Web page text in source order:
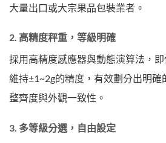
大量出口或大宗果品包裝業者。
2. 高精度秤重，等級明確
採用高精度感應器與動態演算法，
維持±1~2g的精度，有效劃分出明確
整齊度與外觀一致性。
3. 多等級分選，自由設定